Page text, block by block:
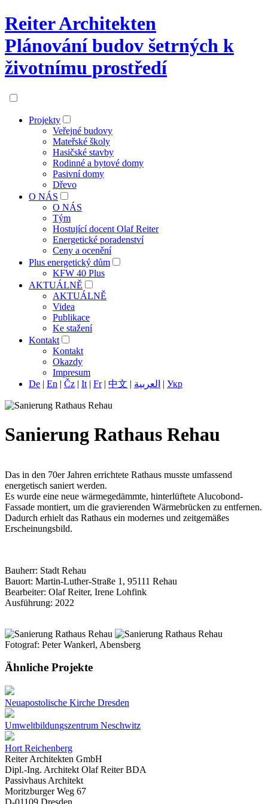
Reiter Architekten
Plánování budov šetrných k
životnímu prostředí
Projekty
Veřejné budovy
Mateřské školy
Hasičské stavby
Rodinné a bytové domy
Pasivní domy
Dřevo
O NÁS
O NÁS
Tým
Hostující docent Olaf Reiter
Energetické poradenství
Ceny a ocenění
Plus energetický dům
KFW 40 Plus
AKTUÁLNĚ
AKTUÁLNĚ
Videa
Publikace
Ke stažení
Kontakt
Kontakt
Okazdy
Impresum
De | En | Čz | It | Fr| 中文 | العربية | Укр
Sanierung Rathaus Rehau
Das in den 70er Jahren errichtete Rathaus musste umfassend
energetisch saniert werden.
Es wurde eine neue wärmegedämmte, hinterlüftete Alucobond-
Fassade montiert, um die gravierenden Wärmebrücken zu entfernen.
Dadurch erhielt das Rathaus ein modernes und zeitgemäßes
Erscheinungsbild.
Bauherr: Stadt Rehau
Bauort: Martin-Luther-Straße 1, 95111 Rehau
Bearbeiter: Olaf Reiter, Irene Lohfink
Ausführung: 2022
Fotograf: Peter Wankerl, Abensberg
Ähnliche Projekte
Neuapostolische Kirche Dresden
Umweltbildungszentrum Neschwitz
Hort Reichenberg
Reiter Architekten GmbH
Dipl.-Ing. Architekt Olaf Reiter BDA
Passivhaus Architekt
Moritzburger Weg 67